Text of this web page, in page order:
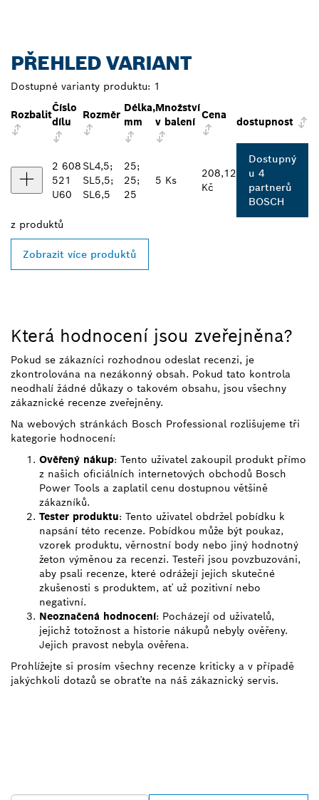
PŘEHLED VARIANT
Dostupné varianty produktu: 1
Rozbalit
Číslo
dílu
Rozměr
Délka,
mm
Množství
v balení
Cena
dostupnost
2 608
521
U60
SL4,5;
SL5,5;
SL6,5
25;
25;
25
5 Ks
208,12
Kč
Dostupný
u 4
partnerů
BOSCH
z produktů
Zobrazit více produktů
Která hodnocení jsou zveřejněna?
Pokud se zákazníci rozhodnou odeslat recenzi, je
zkontrolována na nezákonný obsah. Pokud tato kontrola
neodhalí žádné důkazy o takovém obsahu, jsou všechny
zákaznické recenze zveřejněny.
Na webových stránkách Bosch Professional rozlišujeme tři
kategorie hodnocení:
Ověřený nákup: Tento uživatel zakoupil produkt přímo
z našich oficiálních internetových obchodů Bosch
Power Tools a zaplatil cenu dostupnou většině
zákazníků.
Tester produktu: Tento uživatel obdržel pobídku k
napsání této recenze. Pobídkou může být poukaz,
vzorek produktu, věrnostní body nebo jiný hodnotný
žeton výměnou za recenzi. Testeři jsou povzbuzováni,
aby psali recenze, které odrážejí jejich skutečné
zkušenosti s produktem, ať už pozitivní nebo
negativní.
Neoznačená hodnocení: Pocházejí od uživatelů,
jejichž totožnost a historie nákupů nebyly ověřeny.
Jejich pravost nebyla ověřena.
Prohlížejte si prosím všechny recenze kriticky a v případě
jakýchkoli dotazů se obraťte na náš zákaznický servis.